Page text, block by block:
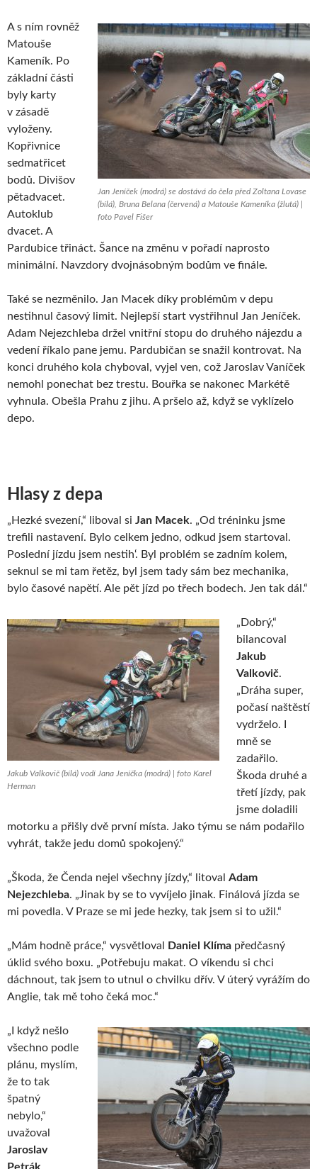
Jan Jeníček (modrá) se dostává do čela před Zoltana Lovase
(bílá), Bruna Belana (červená) a Matouše Kameníka (žlutá) |
foto Pavel Fišer
A s ním rovněž
Matouše
Kameník. Po
základní části
byly karty
v zásadě
vyloženy.
Kopřivnice
sedmatřicet
bodů. Divišov
pětadvacet.
Autoklub
dvacet. A
Pardubice třináct. Šance na změnu v pořadí naprosto
minimální. Navzdory dvojnásobným bodům ve finále.
Také se nezměnilo. Jan Macek díky problémům v depu
nestihnul časový limit. Nejlepší start vystřihnul Jan Jeníček.
Adam Nejezchleba držel vnitřní stopu do druhého nájezdu a
vedení říkalo pane jemu. Pardubičan se snažil kontrovat. Na
konci druhého kola chyboval, vyjel ven, což Jaroslav Vaníček
nemohl ponechat bez trestu. Bouřka se nakonec Markétě
vyhnula. Obešla Prahu z jihu. A pršelo až, když se vyklízelo
depo.
Hlasy z depa
„Hezké svezení,“ liboval si Jan Macek. „Od tréninku jsme
trefili nastavení. Bylo celkem jedno, odkud jsem startoval.
Poslední jízdu jsem nestih‘. Byl problém se zadním kolem,
seknul se mi tam řetěz, byl jsem tady sám bez mechanika,
bylo časové napětí. Ale pět jízd po třech bodech. Jen tak dál.“
Jakub Valkovič (bílá) vodí Jana Jeníčka (modrá) | foto Karel
Herman
„Dobrý,“
bilancoval
Jakub
Valkovič.
„Dráha super,
počasí naštěstí
vydrželo. I
mně se
zadařilo.
Škoda druhé a
třetí jízdy, pak
jsme doladili
motorku a přišly dvě první místa. Jako týmu se nám podařilo
vyhrát, takže jedu domů spokojený.“
„Škoda, že Čenda nejel všechny jízdy,“ litoval Adam
Nejezchleba. „Jinak by se to vyvíjelo jinak. Finálová jízda se
mi povedla. V Praze se mi jede hezky, tak jsem si to užil.“
„Mám hodně práce,“ vysvětloval Daniel Klíma předčasný
úklid svého boxu. „Potřebuju makat. O víkendu si chci
dáchnout, tak jsem to utnul o chvilku dřív. V úterý vyrážím do
Anglie, tak mě toho čeká moc.“
„I když nešlo
všechno podle
plánu, myslím,
že to tak
špatný
nebylo,“
uvažoval
Jaroslav